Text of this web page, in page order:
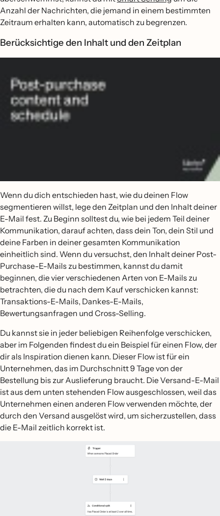
Anzahl der Nachrichten, die jemand in einem bestimmten
Zeitraum erhalten kann, automatisch zu begrenzen.
Berücksichtige den Inhalt und den Zeitplan
Wenn du dich entschieden hast, wie du deinen Flow
segmentieren willst, lege den Zeitplan und den Inhalt deiner
E-Mail fest. Zu Beginn solltest du, wie bei jedem Teil deiner
Kommunikation, darauf achten, dass dein Ton, dein Stil und
deine Farben in deiner gesamten Kommunikation
einheitlich sind. Wenn du versuchst, den Inhalt deiner Post-
Purchase-E-Mails zu bestimmen, kannst du damit
beginnen, die vier verschiedenen Arten von E-Mails zu
betrachten, die du nach dem Kauf verschicken kannst:
Transaktions-E-Mails, Dankes-E-Mails,
Bewertungsanfragen und Cross-Selling.
Du kannst sie in jeder beliebigen Reihenfolge verschicken,
aber im Folgenden findest du ein Beispiel für einen Flow, der
dir als Inspiration dienen kann. Dieser Flow ist für ein
Unternehmen, das im Durchschnitt 9 Tage von der
Bestellung bis zur Auslieferung braucht. Die Versand-E-Mail
ist aus dem unten stehenden Flow ausgeschlossen, weil das
Unternehmen einen anderen Flow verwenden möchte, der
durch den Versand ausgelöst wird, um sicherzustellen, dass
die E-Mail zeitlich korrekt ist.